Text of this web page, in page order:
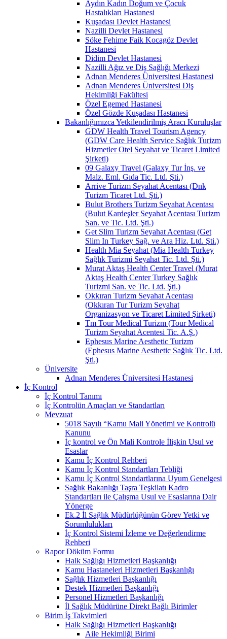
Aydın Kadın Doğum ve Çocuk
Hastalıkları Hastanesi
Kuşadası Devlet Hastanesi
Nazilli Devlet Hastanesi
Söke Fehime Faik Kocagöz Devlet
Hastanesi
Didim Devlet Hastanesi
Nazilli Ağız ve Diş Sağlığı Merkezi
Adnan Menderes Üniversitesi Hastanesi
Adnan Menderes Üniversitesi Diş
Hekimliği Fakültesi
Özel Egemed Hastanesi
Özel Gözde Kuşadası Hastanesi
Bakanlığımızca Yetkilendirilmiş Aracı Kuruluşlar
GDW Health Travel Tourism Agency
(GDW Care Health Service Sağlık Turizm
Hizmetler Otel Seyahat ve Ticaret Limited
Şirketi)
09 Galaxy Travel (Galaxy Tur İnş. ve
Malz. Eml. Gıda Tic. Ltd. Şti.)
Arrive Turizm Seyahat Acentası (Dnk
Turizm Ticaret Ltd. Şti.)
Bulut Brothers Turizm Seyahat Acentası
(Bulut Kardeşler Seyahat Acentası Turizm
San. ve Tic. Ltd. Şti.)
Get Slim Turizm Seyahat Acentası (Get
Slim In Turkey Sağ. ve Ara Hiz. Ltd. Şti.)
Health Mia Seyahat (Mia Health Turkey
Sağlık Turizmi Seyahat Tic. Ltd. Şti.)
Murat Aktaş Health Center Travel (Murat
Aktaş Health Center Turkey Sağlık
Turizmi San. ve Tic. Ltd. Şti.)
Okkıran Turizm Seyahat Acentası
(Okkıran Tur Turizm Seyahat
Organizasyon ve Ticaret Limited Şirketi)
Tm Tour Medical Turizm (Tour Medical
Turizm Seyahat Acentesi Tic. A.Ş.)
Ephesus Marine Aesthetic Turizm
(Ephesus Marine Aesthetic Sağlık Tic. Ltd.
Şti.)
Üniversite
Adnan Menderes Üniversitesi Hastanesi
İç Kontrol
İç Kontrol Tanımı
İç Kontrolün Amaçları ve Standartları
Mevzuat
5018 Sayılı “Kamu Mali Yönetimi ve Kontrolü
Kanunu
İç kontrol ve Ön Mali Kontrole İlişkin Usul ve
Esaslar
Kamu İç Kontrol Rehberi
Kamu İç Kontrol Standartları Tebliği
Kamu İç Kontrol Standartlarına Uyum Genelgesi
Sağlık Bakanlığı Taşra Teşkilatı Kadro
Standartları ile Çalışma Usul ve Esaslarına Dair
Yönerge
Ek.2 İl Sağlık Müdürlüğünün Görev Yetki ve
Sorumlulukları
İç Kontrol Sistemi İzleme ve Değerlendirme
Rehberi
Rapor Döküm Formu
Halk Sağlığı Hizmetleri Başkanlığı
Kamu Hastaneleri Hizmetleri Başkanlığı
Sağlık Hizmetleri Başkanlığı
Destek Hizmetleri Başkanlığı
Personel Hizmetleri Başkanlığı
İl Sağlık Müdürüne Direkt Bağlı Birimler
Birim İş Takvimleri
Halk Sağlığı Hizmetleri Başkanlığı
Aile Hekimliği Birimi